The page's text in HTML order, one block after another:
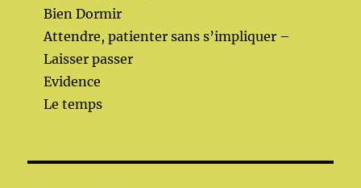
Bien Dormir
Attendre, patienter sans s’impliquer –
Laisser passer
Evidence
Le temps